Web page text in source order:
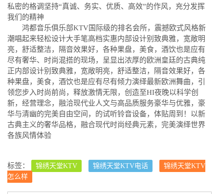
私密的格调坚持“真诚、务实、优质、高效”的作风，充分发挥
我们的精神
鸿都音乐俱乐部KTV国际级的排名会所，震撼欧式风格新
潮唱起来轻松设计大手笔高档实惠内部设计别致典雅，宽敞明
亮，舒适整洁，隔音效果好，各种果盘，美食，酒饮也是应有
尽有奢华、时尚混搭的现场，呈显出浓厚的欧洲皇廷的古典纯
正内部设计别致典雅，宽敞明亮，舒适整洁，隔音效果好，各
种果盘，美食，酒饮也是应有尽有倾力演绎最新欧洲舞曲，引
领您步入时尚前尚，释放激情无限，创造至HI夜晚以科学创
新，经营理念，融洽现代业人文与高品质服务豪华与优雅，豪
华与清幽的完美自由空间，的试听铃音设备，体贴周到！以新
古典主义的奢华品格，融合现代时尚经典元素，完美演绎世界
各族风情体验
标签： 锦绣天堂KTV 锦绣天堂KTV电话
锦绣天堂KTV
怎么样